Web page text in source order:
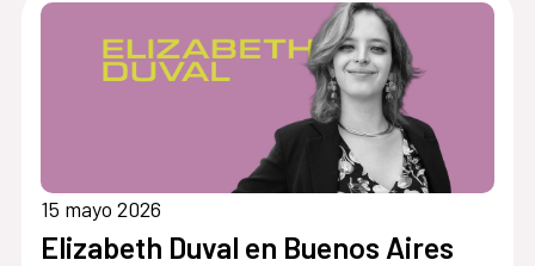
15 mayo 2026
Elizabeth Duval en Buenos Aires